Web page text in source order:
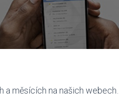
měsících na našich webech….